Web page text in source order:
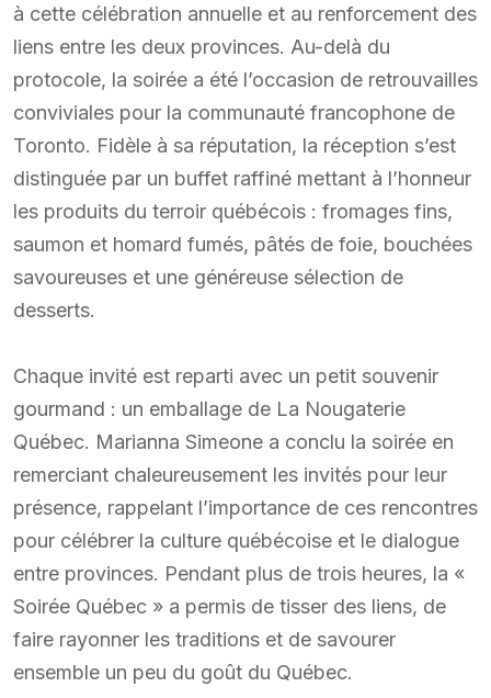
à cette célébration annuelle et au renforcement des
liens entre les deux provinces. Au-delà du
protocole, la soirée a été l’occasion de retrouvailles
conviviales pour la communauté francophone de
Toronto. Fidèle à sa réputation, la réception s’est
distinguée par un buffet raffiné mettant à l’honneur
les produits du terroir québécois : fromages fins,
saumon et homard fumés, pâtés de foie, bouchées
savoureuses et une généreuse sélection de
desserts.
Chaque invité est reparti avec un petit souvenir
gourmand : un emballage de La Nougaterie
Québec. Marianna Simeone a conclu la soirée en
remerciant chaleureusement les invités pour leur
présence, rappelant l’importance de ces rencontres
pour célébrer la culture québécoise et le dialogue
entre provinces. Pendant plus de trois heures, la «
Soirée Québec » a permis de tisser des liens, de
faire rayonner les traditions et de savourer
ensemble un peu du goût du Québec.